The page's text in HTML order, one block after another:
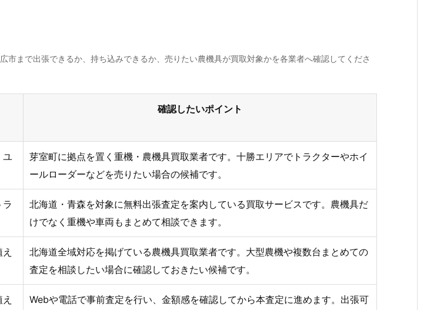
まで出張できるか、持ち込みできるか、売りたい農機具が買取対象かを各業者へ確認してくださ
確認したいポイント
ユ
芽室町に拠点を置く重機・農機具買取業者です。十勝エリアでトラクターやホイ
ールローダーなどを売りたい場合の候補です。
ラ
北海道・青森を対象に無料出張査定を案内している買取サービスです。農機具だ
けでなく重機や車両もまとめて相談できます。
北海道全域対応を掲げている農機具買取業者です。大型農機や複数台まとめての
査定を相談したい場合に確認しておきたい候補です。
Webや電話で事前査定を行い、金額感を確認してから本査定に進めます。出張可